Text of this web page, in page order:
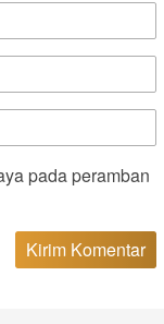
pada peramban